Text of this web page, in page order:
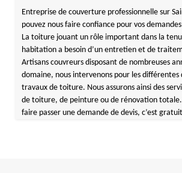
Entreprise de couverture professionnelle sur
pouvez nous faire confiance pour vos
La toiture jouant un rôle important dans la
habitation a besoin d’un entretien et de
Artisans couvreurs disposant de nombreuses
domaine, nous intervenons pour les différentes
travaux de toiture. Nous assurons ainsi des
de toiture, de peinture ou de rénovation totale.
faire passer une demande de devis, c’est